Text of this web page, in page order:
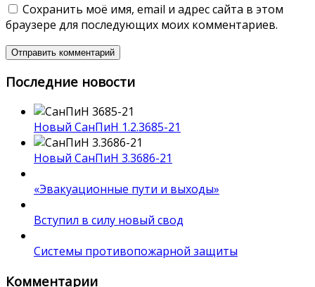
Сохранить моё имя, email и адрес сайта в этом
браузере для последующих моих комментариев.
Последние новости
Новый СанПиН 1.2.3685-21
Новый СанПиН 3.3686-21
«Эвакуационные пути и выходы»
Вступил в силу новый свод
Системы противопожарной защиты
Комментарии